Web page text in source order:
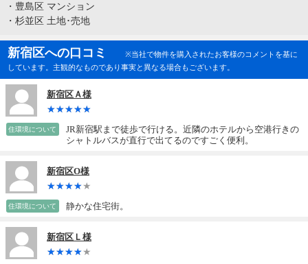
・ 豊島区 マンション
・ 杉並区 土地･売地
新宿区への口コミ
※当社で物件を購入されたお客様のコメントを基に
しています。主観的なものであり事実と異なる場合もございます。
新宿区Ａ様
住環境について
JR新宿駅まで徒歩で行ける。近隣のホテルから空港行きの
シャトルバスが直行で出てるのですごく便利。
新宿区O様
住環境について 静かな住宅街。
新宿区Ｌ様